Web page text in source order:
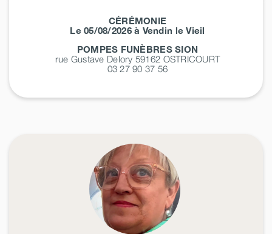
CÉRÉMONIE
Le 05/08/2026 à Vendin le Vieil
POMPES FUNÈBRES SION
rue Gustave Delory 59162 OSTRICOURT
03 27 90 37 56